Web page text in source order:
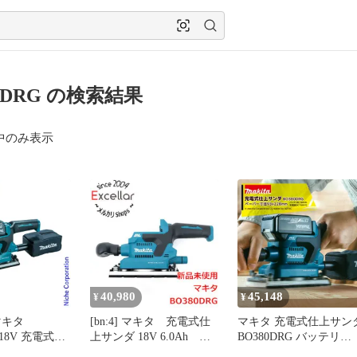
の検索結果
のみ表示
タ
充電式仕
¥ 40,980
[bn:4] マキタ 充電式仕
上サンダ 18V 6.0Ah
¥45,148
マキタ 充電式仕上サン
BO380DRG バッテリ